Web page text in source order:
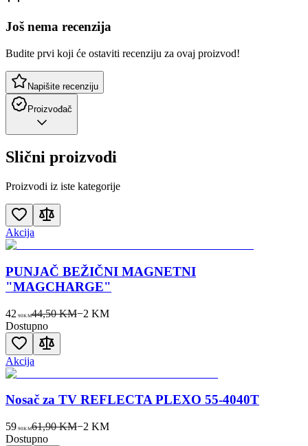
Još nema recenzija
Budite prvi koji će ostaviti recenziju za ovaj proizvod!
Napišite recenziju
Proizvođač
Slični proizvodi
Proizvodi iz iste kategorije
Akcija
PUNJAČ BEŽIČNI MAGNETNI
"MAGCHARGE"
42 90KM44,50 KM−2 KM
Dostupno
Akcija
Nosač za TV REFLECTA PLEXO 55-4040T
59 90KM61,90 KM−2 KM
Dostupno